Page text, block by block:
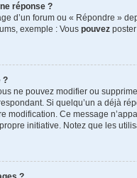
réponse ?
d’un forum ou « Répondre »
exemple : Vous pouvez
?
ne pouvez modifier ou
Si quelqu’un a déjà
modification. Ce message
initiative. Notez que les